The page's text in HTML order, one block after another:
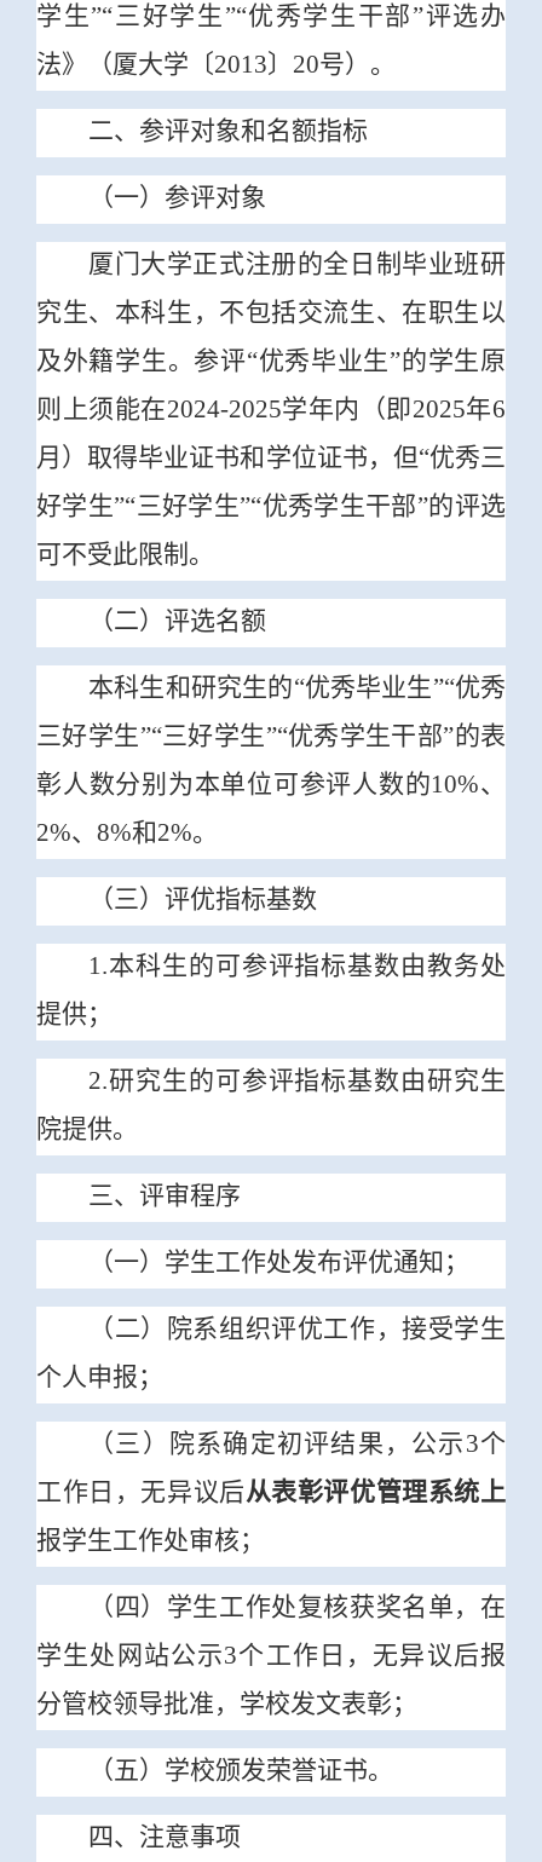
学生”“三好学生”“优秀学生干部”评选办
法》（厦大学〔2013〕20号）。
二、参评对象和名额指标
（一）参评对象
厦门大学正式注册的全日制毕业班研
究生、本科生，不包括交流生、在职生以
及外籍学生。参评“优秀毕业生”的学生原
则上须能在2024-2025学年内（即2025年6
月）取得毕业证书和学位证书，但“优秀三
好学生”“三好学生”“优秀学生干部”的评选
可不受此限制。
（二）评选名额
本科生和研究生的“优秀毕业生”“优秀
三好学生”“三好学生”“优秀学生干部”的表
彰人数分别为本单位可参评人数的10%、
2%、8%和2%。
（三）评优指标基数
1.本科生的可参评指标基数由教务处
提供；
2.研究生的可参评指标基数由研究生
院提供。
三、评审程序
（一）学生工作处发布评优通知；
（二）院系组织评优工作，接受学生
个人申报；
（三）院系确定初评结果，公示3个
工作日，无异议后从表彰评优管理系统上
报学生工作处审核；
（四）学生工作处复核获奖名单，在
学生处网站公示3个工作日，无异议后报
分管校领导批准，学校发文表彰；
（五）学校颁发荣誉证书。
四、注意事项